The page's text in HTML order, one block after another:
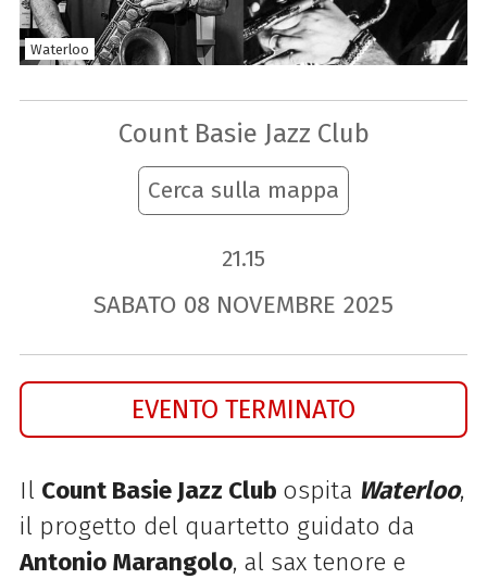
Waterloo
Count Basie Jazz Club
Cerca sulla mappa
21.15
SABATO 08 NOVEMBRE 2025
EVENTO TERMINATO
Il Count Basie Jazz Club ospita Waterloo,
il progetto del quartetto guidato da
Antonio Marangolo, al sax tenore e